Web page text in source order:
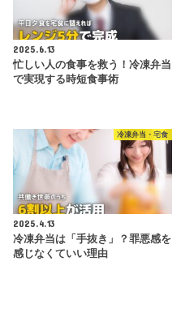
2025.6.13
忙しい人の食事を救う！冷凍弁当
で実現する時短食事術
冷凍弁当・宅食
2025.4.13
冷凍弁当は「手抜き」？罪悪感を
感じなくていい理由